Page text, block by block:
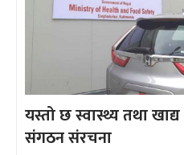
यस्तो छ स्वास्थ्य तथा
संगठन संरचना